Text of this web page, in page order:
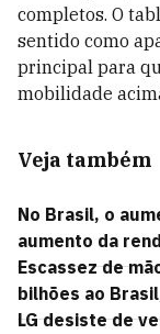
completos. O
sentido como
principal para
mobilidade
Veja também
No Brasil, o
aumento da
Escassez de
bilhões ao
LG desiste de